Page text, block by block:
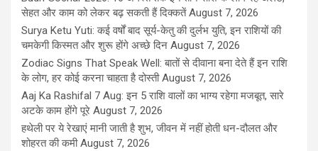
सेहत और काम को लेकर बढ़ सकती हैं दिक्कतें August 7, 2026
Surya Ketu Yuti: कई वर्षों बाद सूर्य-केतु की दुर्लभ युति, इन राशियों की
चमकेगी किस्मत और शुरू होंगे अच्छे दिन August 7, 2026
Zodiac Signs That Speak Well: बातों से दीवाना बना देते हैं इन राशि
के लोग, हर कोई करना चाहता है दोस्ती August 7, 2026
Aaj Ka Rashifal 7 Aug: इन 5 राशि वालों का भाग्य रहेगा मजबूत, सारे
अटके काम होंगे पूरे August 7, 2026
हथेली पर ये रेखाएं मानी जाती है शुभ, जीवन में नहीं होती धन-दौलत और
शोहरत की कमी August 7, 2026